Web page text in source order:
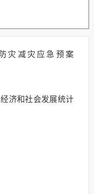
灾减灾应急预案
济和社会发展统计